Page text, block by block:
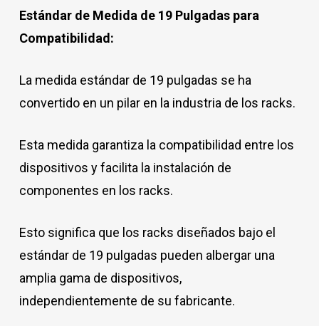
Estándar de Medida de 19 Pulgadas para
Compatibilidad:
La medida estándar de 19 pulgadas se ha
convertido en un pilar en la industria de los racks.
Esta medida garantiza la compatibilidad entre los
dispositivos y facilita la instalación de
componentes en los racks.
Esto significa que los racks diseñados bajo el
estándar de 19 pulgadas pueden albergar una
amplia gama de dispositivos,
independientemente de su fabricante.